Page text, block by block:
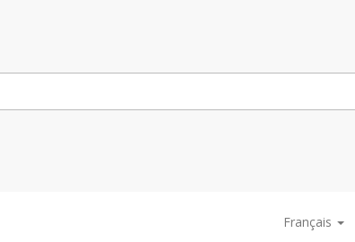
Français